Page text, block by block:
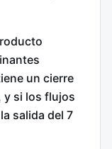
un cierre
y si los flujos
salida del 7